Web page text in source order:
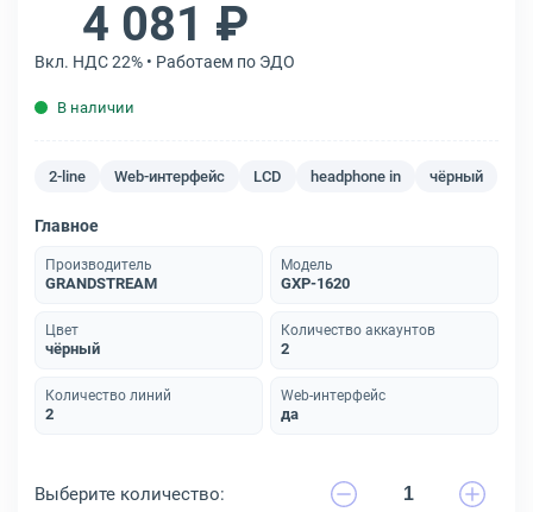
4 081 ₽
Вкл. НДС 22% • Работаем по ЭДО
В наличии
2-line Web-интерфейс LCD headphone in чёрный
Главное
Производитель
GRANDSTREAM
Модель
GXP-1620
Цвет
чёрный
Количество аккаунтов
2
Количество линий
2
Web-интерфейс
да
Выберите количество: